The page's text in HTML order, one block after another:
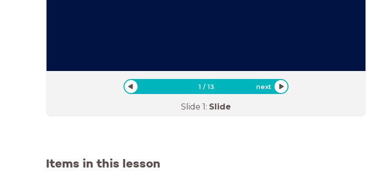
1 /13 next
Slide 1: Slide
Items in this lesson